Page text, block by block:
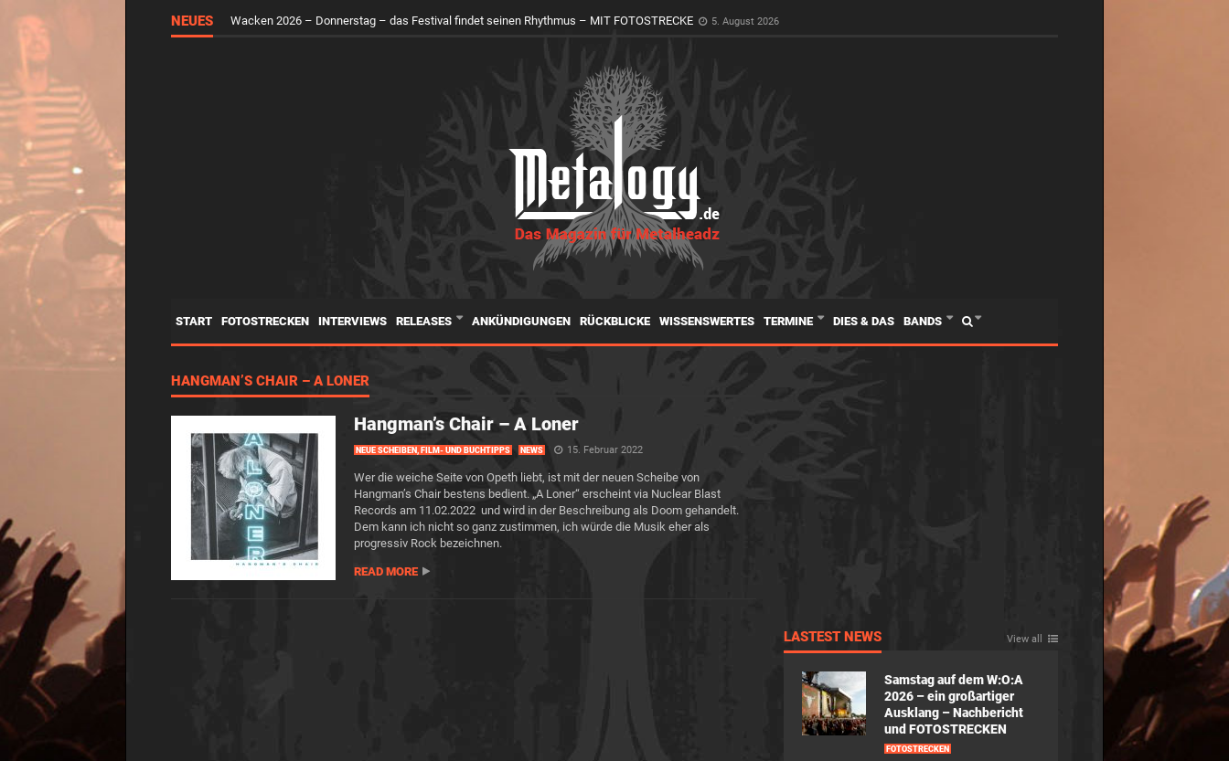
NEUES Wacken 2026 – Mittwoch – der Holy Ground erwacht zum Leben 4. August 2026
START FOTOSTRECKEN INTERVIEWS RELEASES ANKÜNDIGUNGEN RÜCKBLICKE WISSENSWERTES TERMINE DIES & DAS BANDS
HANGMAN’S CHAIR – A LONER
Hangman’s Chair – A Loner
NEUE SCHEIBEN, FILM- UND BUCHTIPPS NEWS 15. Februar 2022
Wer die weiche Seite von Opeth liebt, ist mit der neuen Scheibe von
Hangman’s Chair bestens bedient. „A Loner“ erscheint via Nuclear Blast
Records am 11.02.2022 und wird in der Beschreibung als Doom gehandelt.
Dem kann ich nicht so ganz zustimmen, ich würde die Musik eher als
progressiv Rock bezeichnen.
READ MORE
LASTEST NEWS View all
Samstag auf dem W:O:A
2026 – ein großartiger
Ausklang – Nachbericht
und FOTOSTRECKEN
FOTOSTRECKEN